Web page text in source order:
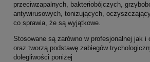
przeciwzapalnych, bakteriobójczych,
antywirusowych, tonizujących,
co sprawia, że są wyjątkowe.
Stosowane są zarówno w profesjonalnej jak i
oraz tworzą podstawę zabiegów
dolegliwości poniżej